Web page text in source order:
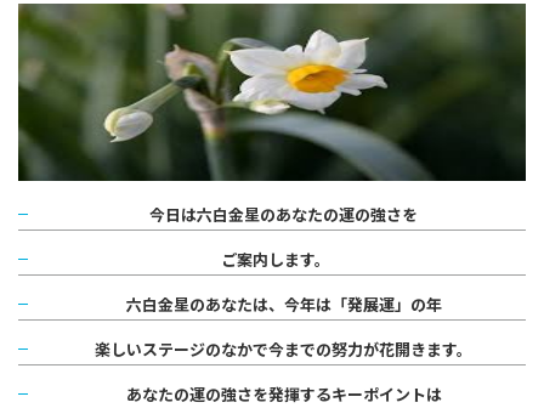
今日は六白金星のあなたの運の強さを
ご案内します。
六白金星のあなたは、今年は「発展運」の年
楽しいステージのなかで今までの努力が花開きます。
あなたの運の強さを発揮するキーポイントは